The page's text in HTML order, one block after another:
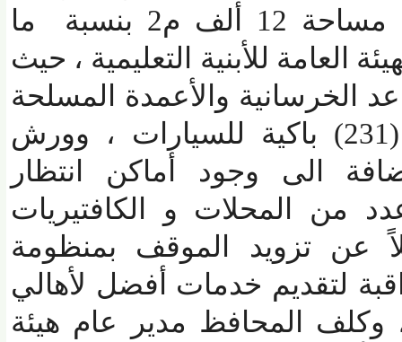
أشمون العمومي علي مساحة 12 ألف م2 بنسبة ما
الهيئة العامة للأبنية التعليمية ، حيث
والأعمدة المسلحة
، هذا ويضم الموقف (231) باكية للسيارات ، وورش
الى وجود أماكن انتظار
المحلات و الكافتيريات
تزويد الموقف بمنظومة
لتقديم خدمات أفضل لأهالي
المحافظ مدير عام هيئة